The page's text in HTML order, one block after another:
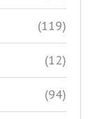
(119)
(12)
(94)